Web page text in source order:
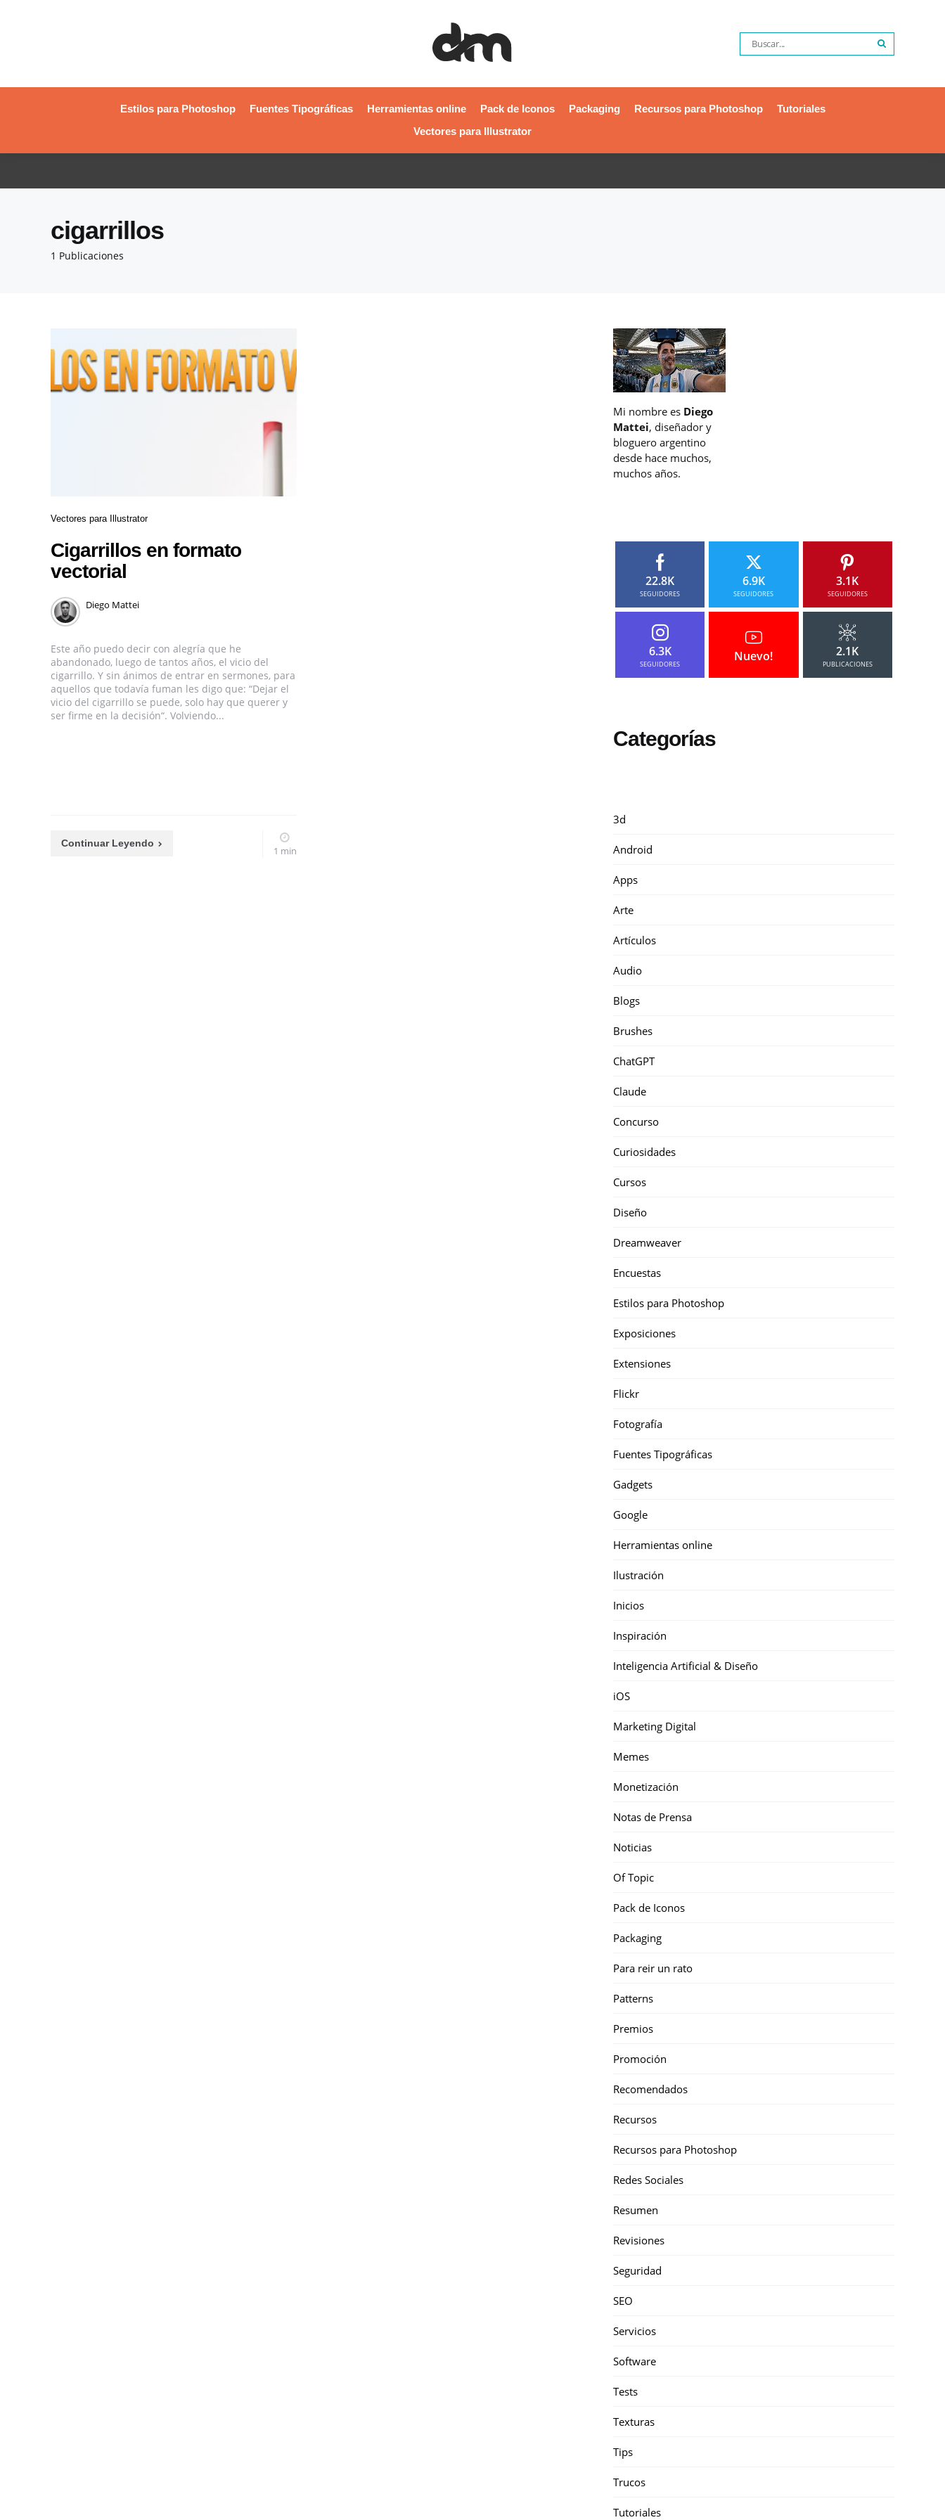
Estilos para Photoshop Fuentes Tipográficas Herramientas online Pack de Iconos Packaging Recursos para Photoshop
Tutoriales
Vectores para Illustrator
1 Publicaciones
cigarrillos
Vectores para Illustrator
Cigarrillos en formato
vectorial
Diego Mattei
Este año puedo decir con alegría que he
abandonado, luego de tantos años, el vicio del
cigarrillo. Y sin ánimos de entrar en sermones, para
aquellos que todavía fuman les digo que: “Dejar el
vicio del cigarrillo se puede, solo hay que querer y
ser firme en la decisión“. Volviendo...
Continuar Leyendo
1 min
Mi nombre es Diego
Mattei, diseñador y
bloguero argentino
desde hace muchos,
muchos años.
22.8K
SEGUIDORES
6.9K
SEGUIDORES
3.1K
SEGUIDORES
6.3K
SEGUIDORES
Nuevo! 2.1K
PUBLICACIONES
Categorías
3d
Android
Apps
Arte
Artículos
Audio
Blogs
Brushes
ChatGPT
Claude
Concurso
Curiosidades
Cursos
Diseño
Dreamweaver
Encuestas
Estilos para Photoshop
Exposiciones
Extensiones
Flickr
Fotografía
Fuentes Tipográficas
Gadgets
Google
Herramientas online
Ilustración
Inicios
Inspiración
Inteligencia Artificial & Diseño
iOS
Marketing Digital
Memes
Monetización
Notas de Prensa
Noticias
Of Topic
Pack de Iconos
Packaging
Para reir un rato
Patterns
Premios
Promoción
Recomendados
Recursos
Recursos para Photoshop
Redes Sociales
Resumen
Revisiones
Seguridad
SEO
Servicios
Software
Tests
Texturas
Tips
Trucos
Tutoriales